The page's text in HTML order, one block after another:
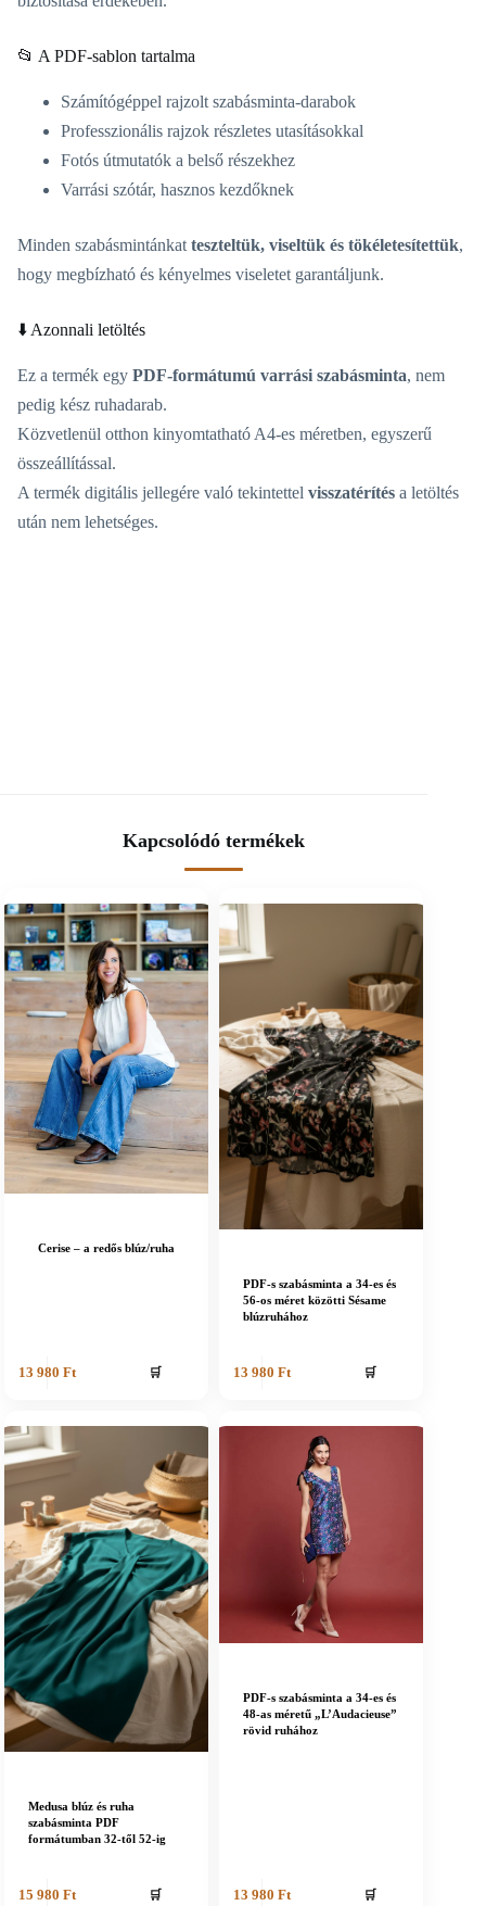
📂 A PDF-sablon tartalma
Számítógéppel rajzolt szabásminta-darabok
Professzionális rajzok részletes utasításokkal
Fotós útmutatók a belső részekhez
Varrási szótár, hasznos kezdőknek
Minden szabásmintánkat teszteltük, viseltük és tökéletesítettük,
hogy megbízható és kényelmes viseletet garantáljunk.
⬇️ Azonnali letöltés
Ez a termék egy PDF-formátumú varrási szabásminta, nem
pedig kész ruhadarab.
Közvetlenül otthon kinyomtatható A4-es méretben, egyszerű
összeállítással.
A termék digitális jellegére való tekintettel visszatérítés a letöltés
után nem lehetséges.
Kapcsolódó termékek
Cerise – a redős blúz/ruha
13 980 Ft 🛒
PDF-s szabásminta a 34-es és
56-os méret közötti Sésame
blúzruhához
13 980 Ft 🛒
Medusa blúz és ruha
szabásminta PDF
formátumban 32-től 52-ig
15 980 Ft 🛒
PDF-s szabásminta a 34-es és
48-as méretű „L’Audacieuse”
rövid ruhához
13 980 Ft 🛒